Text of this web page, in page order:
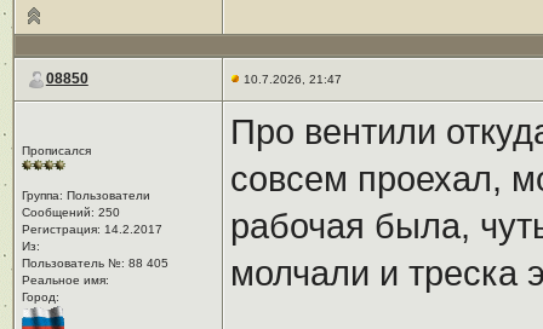
08850 10.7.2026, 21:47
Прописался
Группа: Пользователи
Сообщений: 250
Регистрация: 14.2.2017
Из: ㅤ
Пользователь №: 88 405
Реальное имя:ㅤ
Город:ㅤ
Про вентили
совсем проехал,
рабочая была,
молчали и треска